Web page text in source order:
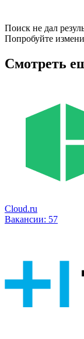
Поиск не дал
Попробуйте
Смотреть
Cloud.ru
Вакансии: 57